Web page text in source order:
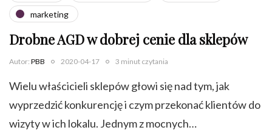
marketing
Drobne AGD w dobrej cenie dla sklepów
Autor: PBB 2020-04-17 3 minut czytania
Wielu właścicieli sklepów głowi się nad tym, jak
wyprzedzić konkurencję i czym przekonać klientów do
wizyty w ich lokalu. Jednym z mocnych…